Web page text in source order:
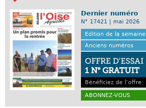
Dernier numéro
N° 17421 | mai 2026
Edition de la semaine
Anciens numéros
OFFRE D’ESSAI
1 N° GRATUIT
Bénéficiez de l’offre
ABONNEZ-VOUS